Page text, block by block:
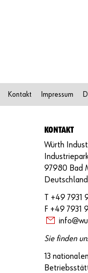
Kontakt Impressum
KONTAKT
Würth
97980 Bad
Deutschland
T +49 7931
F +49 7931
Sie finden
13